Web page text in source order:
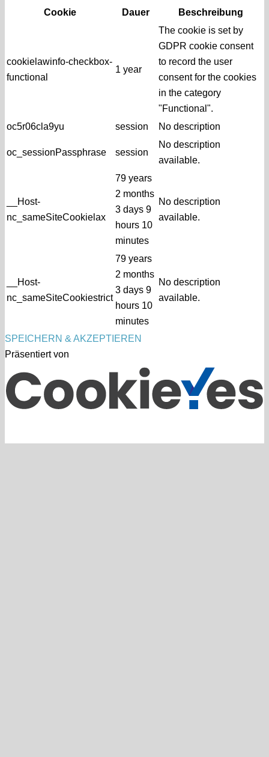
Cookie
Dauer Beschreibung
cookielawinfo-checkbox-
functional
1 year
The cookie is set by
GDPR cookie consent
to record the user
consent for the cookies
in the category
"Functional".
oc5r06cla9yu
session No description
oc_sessionPassphrase session
No description
available.
__Host-
nc_sameSiteCookielax
79 years
2 months
3 days 9
hours 10
minutes
No description
available.
__Host-
nc_sameSiteCookiestrict
79 years
2 months
3 days 9
hours 10
minutes
No description
available.
SPEICHERN & AKZEPTIEREN
Präsentiert von